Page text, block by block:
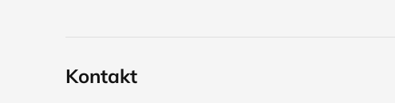
Kontakt